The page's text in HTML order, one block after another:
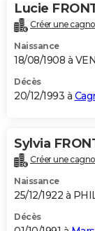
Lucie
Créer une
Naissance
18/08/1908 à
Décès
20/12/1993 à
Sylvia
Créer une
Naissance
25/12/1922 à
Décès